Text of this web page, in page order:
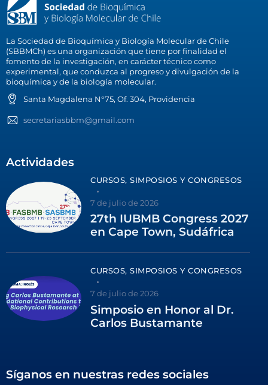
La Sociedad de Bioquímica y Biología Molecular de Chile
(SBBMCh) es una organización que tiene por finalidad el
fomento de la investigación, en carácter técnico como
experimental, que conduzca al progreso y divulgación de la
bioquímica y de la biología molecular.
Santa Magdalena N°75, Of. 304, Providencia
secretariasbbm@gmail.com
Actividades
CURSOS, SIMPOSIOS Y CONGRESOS
7 de julio de 2026
27th IUBMB Congress 2027
en Cape Town, Sudáfrica
CURSOS, SIMPOSIOS Y CONGRESOS
7 de julio de 2026
Simposio en Honor al Dr.
Carlos Bustamante
Síganos en nuestras redes sociales